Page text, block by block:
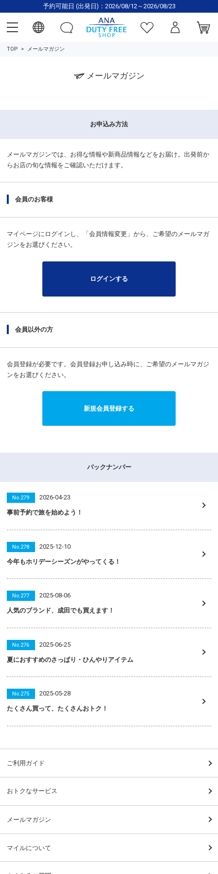
予約可能日 (出発日)：2026/08/12～2026/08/23
TOP メールマガジン
メールマガジン
お申込み方法
メールマガジンでは、お得な情報や新商品情報などをお届け。出発前か
らお店の旬な情報をご確認いただけます。
会員のお客様
マイページにログインし、「会員情報変更」から、ご希望のメールマガ
ジンをお選びください。
ログインする
会員以外の方
会員登録が必要です。会員登録お申し込み時に、ご希望のメールマガジ
ンをお選びください。
新規会員登録する
バックナンバー
No.279 2026-04-23
事前予約で旅を始めよう！
No.278 2025-12-10
今年もホリデーシーズンがやってくる！
No.277 2025-08-06
人気のブランド、成田でも買えます！
No.276 2025-06-25
夏におすすめのさっぱり・ひんやりアイテム
No.275 2025-05-28
たくさん買って、たくさんおトク！
ご利用ガイド
おトクなサービス
メールマガジン
マイルについて